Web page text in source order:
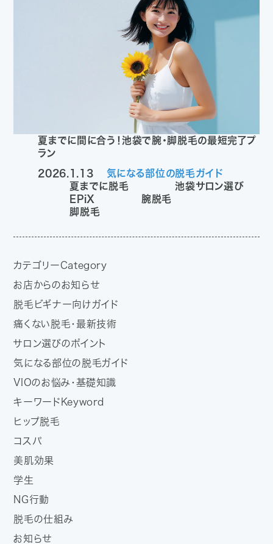
夏までに間に合う！池袋で腕・脚脱毛の最短完了プ
ラン
2026.1.13
気になる部位の脱毛ガイド
夏までに脱毛
池袋サロン選び
EPiX
腕脱毛
脚脱毛
カテゴリーCategory
お店からのお知らせ
脱毛ビギナー向けガイド
痛くない脱毛・最新技術
サロン選びのポイント
気になる部位の脱毛ガイド
VIOのお悩み・基礎知識
キーワード Keyword
ヒップ脱毛
コスパ
美肌効果
学生
NG行動
脱毛の仕組み
お知らせ